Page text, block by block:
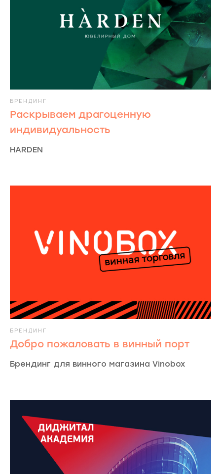
БРЕНДИНГ
Раскрываем драгоценную
индивидуальность
HARDEN
БРЕНДИНГ
Добро пожаловать в винный порт
Брендинг для винного магазина Vinobox